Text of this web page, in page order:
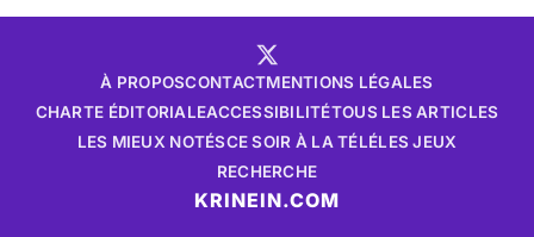
À PROPOSCONTACTMENTIONS LÉGALES
CHARTE ÉDITORIALEACCESSIBILITÉTOUS LES ARTICLES
LES MIEUX NOTÉSCE SOIR À LA TÉLÉLES JEUX
RECHERCHE
KRINEIN.COM